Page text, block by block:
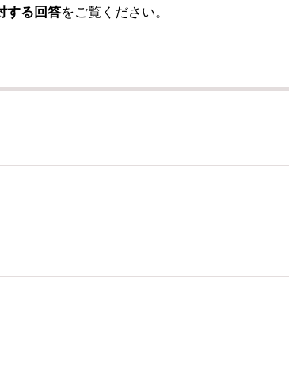
する回答をご覧ください。